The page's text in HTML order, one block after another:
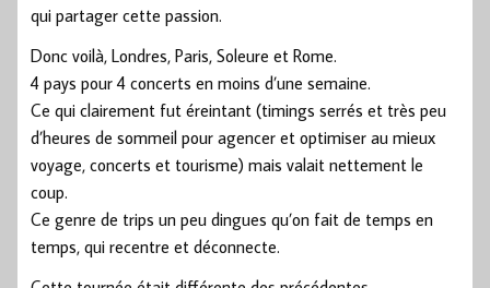
qui partager cette passion.
Donc voilà, Londres, Paris, Soleure et Rome.
4 pays pour 4 concerts en moins d’une semaine.
Ce qui clairement fut éreintant (timings serrés et très peu
d’heures de sommeil pour agencer et optimiser au mieux
voyage, concerts et tourisme) mais valait nettement le
coup.
Ce genre de trips un peu dingues qu’on fait de temps en
temps, qui recentre et déconnecte.